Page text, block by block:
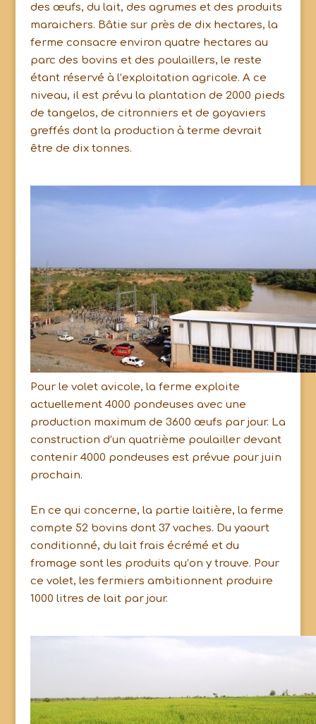
des œufs, du lait, des agrumes et des produits
maraichers. Bâtie sur près de dix hectares, la
ferme consacre environ quatre hectares au
parc des bovins et des poulaillers, le reste
étant réservé à l’exploitation agricole. A ce
niveau, il est prévu la plantation de 2000 pieds
de tangelos, de citronniers et de goyaviers
greffés dont la production à terme devrait
être de dix tonnes.
Pour le volet avicole, la ferme exploite
actuellement 4000 pondeuses avec une
production maximum de 3600 œufs par jour. La
construction d’un quatrième poulailler devant
contenir 4000 pondeuses est prévue pour juin
prochain.
En ce qui concerne, la partie laitière, la ferme
compte 52 bovins dont 37 vaches. Du yaourt
conditionné, du lait frais écrémé et du
fromage sont les produits qu’on y trouve. Pour
ce volet, les fermiers ambitionnent produire
1000 litres de lait par jour.